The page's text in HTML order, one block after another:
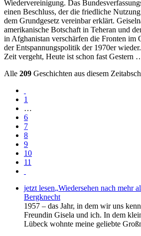
Wiedervereinigung. Das
einen Beschluss, der die friedliche
dem Grundgesetz vereinbar erklärt.
amerikanische Botschaft in Teheran und
in Afghanistan verschärfen die Fronten im
der Entspannungspolitik der 1970er
Zeit vergeht, Heute ist schon fast Gestern
Alle 209 Geschichten aus diesem
1
…
6
7
8
9
10
11
jetzt lesen Wiedersehen nach mehr
Bergknecht
1957 – das Jahr, in dem wir uns
Freundin Gisela und ich. In dem
Lübeck wohnte meine geliebte